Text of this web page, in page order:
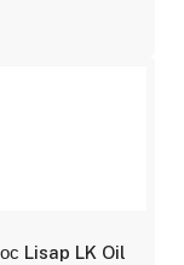
Lisap LK Oil